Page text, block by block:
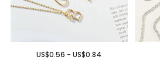
US$0.56 - US$0.84